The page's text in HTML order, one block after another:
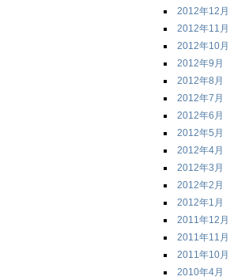
2012年12月
2012年11月
2012年10月
2012年9月
2012年8月
2012年7月
2012年6月
2012年5月
2012年4月
2012年3月
2012年2月
2012年1月
2011年12月
2011年11月
2011年10月
2010年4月